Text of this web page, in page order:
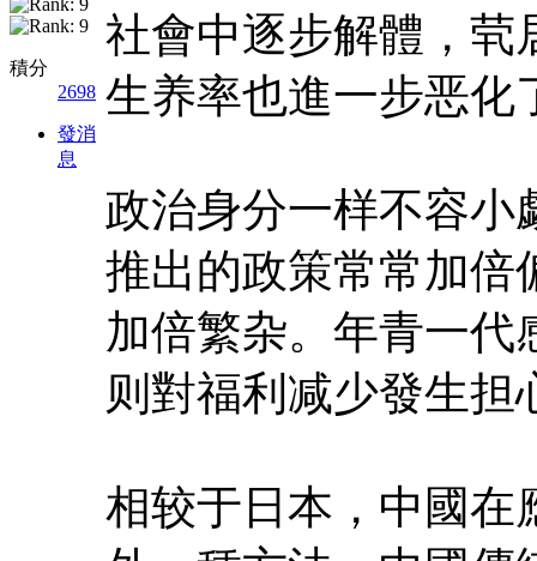
積分
2698
發消
息
社會中逐步解體，茕
生养率也進一步恶化
政治身分一样不容小
推出的政策常常加倍
加倍繁杂。年青一代
则對福利减少發生
相较于日本，中國在